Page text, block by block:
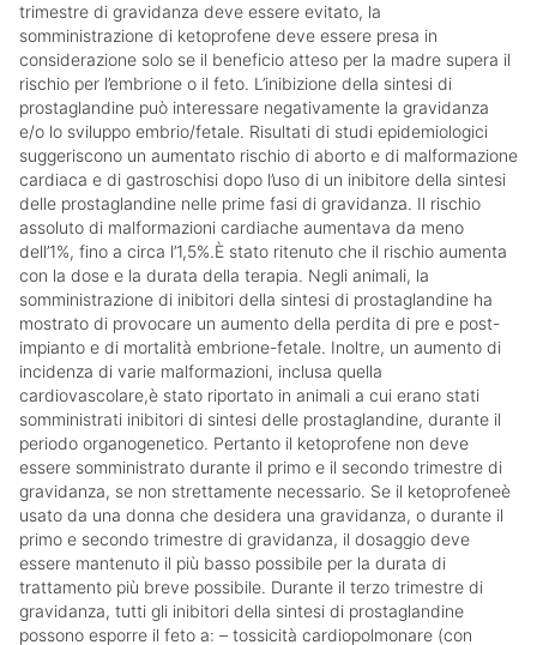
trimestre di gravidanza deve essere evitato, la
somministrazione di ketoprofene deve essere presa in
considerazione solo se il beneficio atteso per la madre supera il
rischio per l’embrione o il feto. L’inibizione della sintesi di
prostaglandine può interessare negativamente la gravidanza
e/o lo sviluppo embrio/fetale. Risultati di studi epidemiologici
suggeriscono un aumentato rischio di aborto e di malformazione
cardiaca e di gastroschisi dopo l’uso di un inibitore della sintesi
delle prostaglandine nelle prime fasi di gravidanza. Il rischio
assoluto di malformazioni cardiache aumentava da meno
dell’1%, fino a circa l’1,5%.È stato ritenuto che il rischio aumenta
con la dose e la durata della terapia. Negli animali, la
somministrazione di inibitori della sintesi di prostaglandine ha
mostrato di provocare un aumento della perdita di pre e post-
impianto e di mortalità embrione-fetale. Inoltre, un aumento di
incidenza di varie malformazioni, inclusa quella
cardiovascolare,è stato riportato in animali a cui erano stati
somministrati inibitori di sintesi delle prostaglandine, durante il
periodo organogenetico. Pertanto il ketoprofene non deve
essere somministrato durante il primo e il secondo trimestre di
gravidanza, se non strettamente necessario. Se il ketoprofeneè
usato da una donna che desidera una gravidanza, o durante il
primo e secondo trimestre di gravidanza, il dosaggio deve
essere mantenuto il più basso possibile per la durata di
trattamento più breve possibile. Durante il terzo trimestre di
gravidanza, tutti gli inibitori della sintesi di prostaglandine
possono esporre il feto a: – tossicità cardiopolmonare (con